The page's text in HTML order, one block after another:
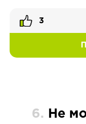
3
6.
Не